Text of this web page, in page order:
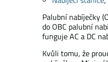
Palubní nabíječky
do OBC palubní
funguje AC a DC
Kvůli tomu, že